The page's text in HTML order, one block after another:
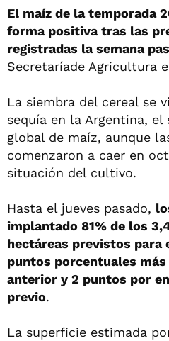
El maíz de la temporada
forma positiva tras las
registradas la semana
Secretaríade Agricultura
La siembra del cereal se
sequía en la Argentina, el
global de maíz, aunque
comenzaron a caer en
situación del cultivo.
Hasta el jueves pasado,
implantado 81% de los
hectáreas previstos para
puntos porcentuales más
anterior y 2 puntos por
previo.
La superficie estimada